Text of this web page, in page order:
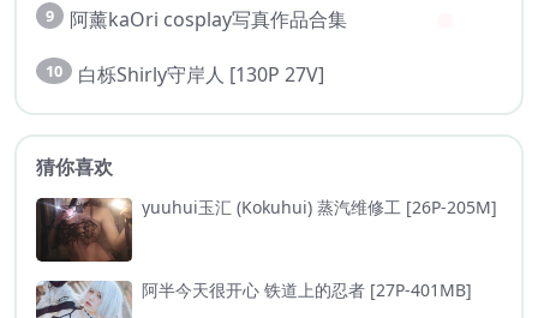
9 阿薰kaOri cosplay写真作品合集
10 白栎Shirly守岸人 [130P 27V]
猜你喜欢
yuuhui玉汇 (Kokuhui) 蒸汽维修工 [26P-205M]
阿半今天很开心 铁道上的忍者 [27P-401MB]